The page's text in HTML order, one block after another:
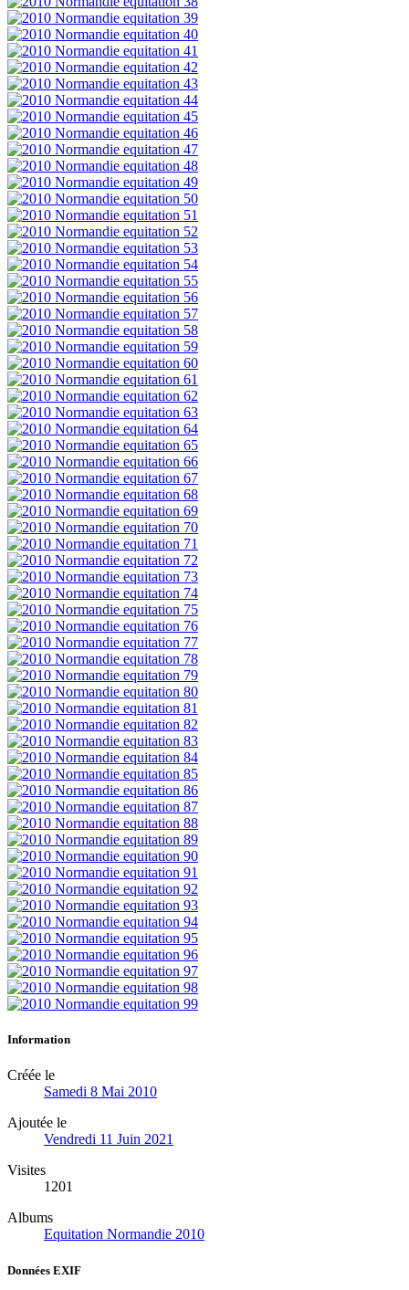
Information
Créée le
Samedi 8 Mai 2010
Ajoutée le
Vendredi 11 Juin 2021
Visites
1201
Albums
Equitation Normandie 2010
Données EXIF